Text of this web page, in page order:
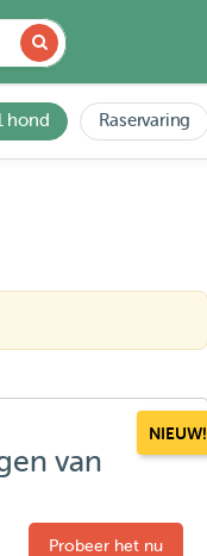
hond Raservaring
NIEUW!
van
Probeer het nu